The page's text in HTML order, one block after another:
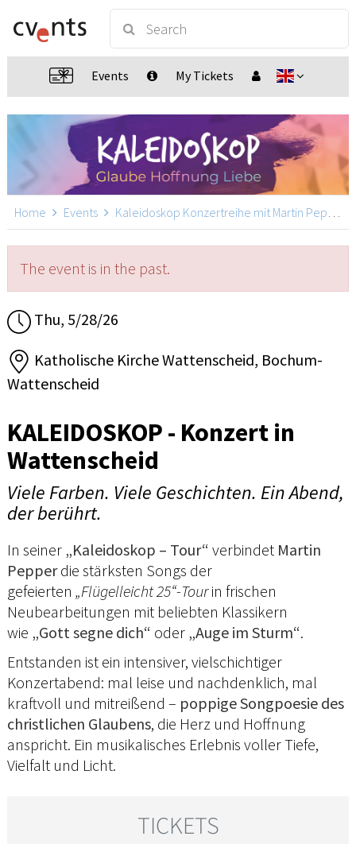
Events My Tickets
Home Events Kaleidoskop Konzertreihe mit Martin Pepper
The event is in the past.
Thu, 5/28/26
Katholische Kirche Wattenscheid, Bochum-
Wattenscheid
KALEIDOSKOP - Konzert in
Wattenscheid
Viele Farben. Viele Geschichten. Ein Abend,
der berührt.
In seiner „Kaleidoskop – Tour“ verbindet Martin
Pepperdie stärksten Songs der
gefeierten „Flügelleicht 25“-Tourin frischen
Neubearbeitungen mit beliebten Klassikern
wie „Gott segne dich“ oder „Auge im Sturm“.
Entstanden ist ein intensiver, vielschichtiger
Konzertabend: mal leise und nachdenklich, mal
kraftvoll und mitreißend – poppige Songpoesie des
christlichen Glaubens, die Herz und Hoffnung
anspricht. Ein musikalisches Erlebnis voller Tiefe,
Vielfalt und Licht.